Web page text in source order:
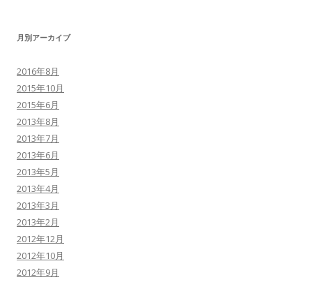
月別アーカイブ
2016年8月
2015年10月
2015年6月
2013年8月
2013年7月
2013年6月
2013年5月
2013年4月
2013年3月
2013年2月
2012年12月
2012年10月
2012年9月